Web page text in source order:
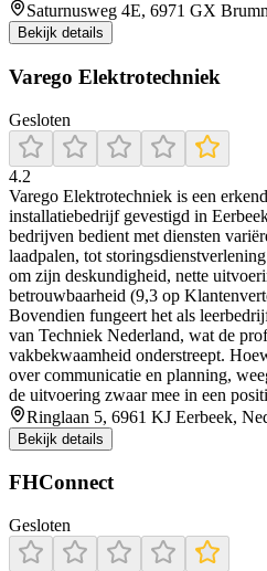
Saturnusweg 4E, 6971 GX
Bekijk details
Varego Elektrotechniek
Gesloten
4.2
Varego Elektrotechniek is een
installatiebedrijf gevestigd in
bedrijven bedient met diensten
laadpalen, tot
om zijn deskundigheid, nette
betrouwbaarheid (9,3 op
Bovendien fungeert het als
van Techniek Nederland, wat de
vakbekwaamheid onderstreept.
over communicatie en planning,
de uitvoering zwaar mee in een
Ringlaan 5, 6961 KJ Eerbeek,
Bekijk details
FHConnect
Gesloten